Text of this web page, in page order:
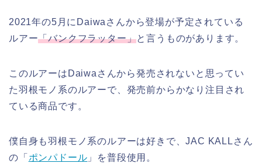
2021年の5月にDaiwaさんから登場が予定されている
ルアー「バンクフラッター」と言うものがあります。
このルアーはDaiwaさんから発売されないと思ってい
た羽根モノ系のルアーで、発売前からかなり注目され
ている商品です。
僕自身も羽根モノ系のルアーは好きで、JAC KALLさん
の「 ポンパドール 」を普段使用。